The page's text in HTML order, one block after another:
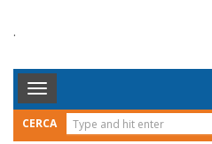
.
Toggle
Navigation
CERCA